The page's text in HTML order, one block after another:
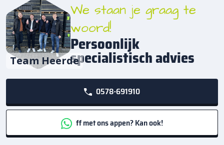
Team Heerde
We staan je graag te
woord!
Persoonlijk
specialistisch advies
0578-691910
ff met ons appen? Kan ook!